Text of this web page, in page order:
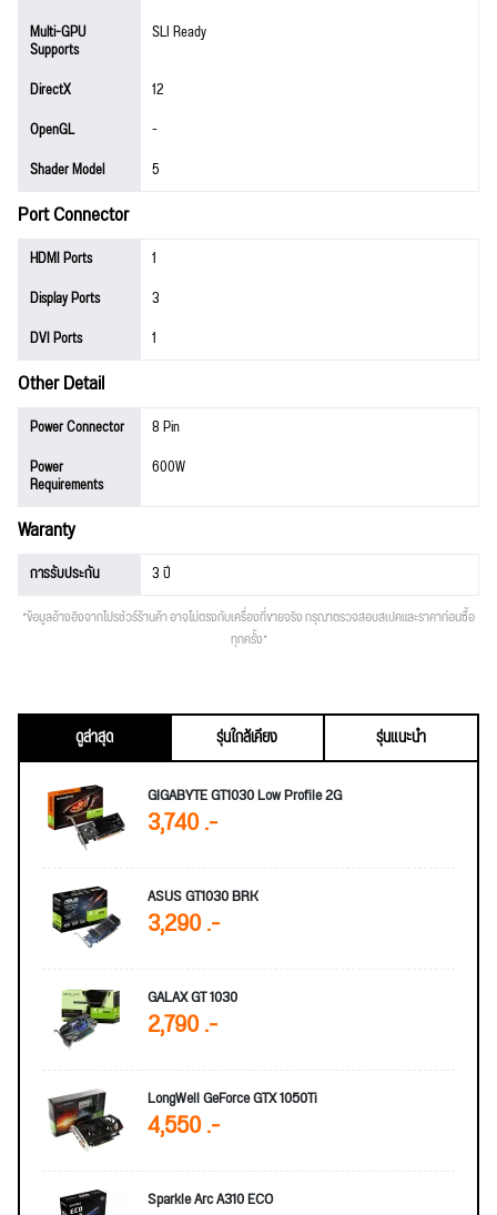
Multi-GPU
Supports
SLI Ready
DirectX
12
OpenGL
-
Shader Model
5
Port Connector
HDMI Ports
1
Display Ports
3
DVI Ports
1
Other Detail
Power Connector
8 Pin
Power
Requirements
600W
Waranty
การรับประกัน 3 ปี
*ข้อมูลอ้างอิงจากโปรชัวร์ร้านค้า อาจไม่ตรงกับเครื่องที่ขายจริง กรุณาตรวจสอบสเปคและราคาก่อนซื้อ
ทุกครั้ง*
ดูล่าสุด รุ่นใกล้เคียง
รุ่นแนะนำ
GIGABYTE GT1030 Low Profile 2G
3,740 .-
ASUS GT1030 BRK
3,290 .-
GALAX GT 1030
2,790 .-
LongWell GeForce GTX 1050Ti
4,550 .-
Sparkle Arc A310 ECO